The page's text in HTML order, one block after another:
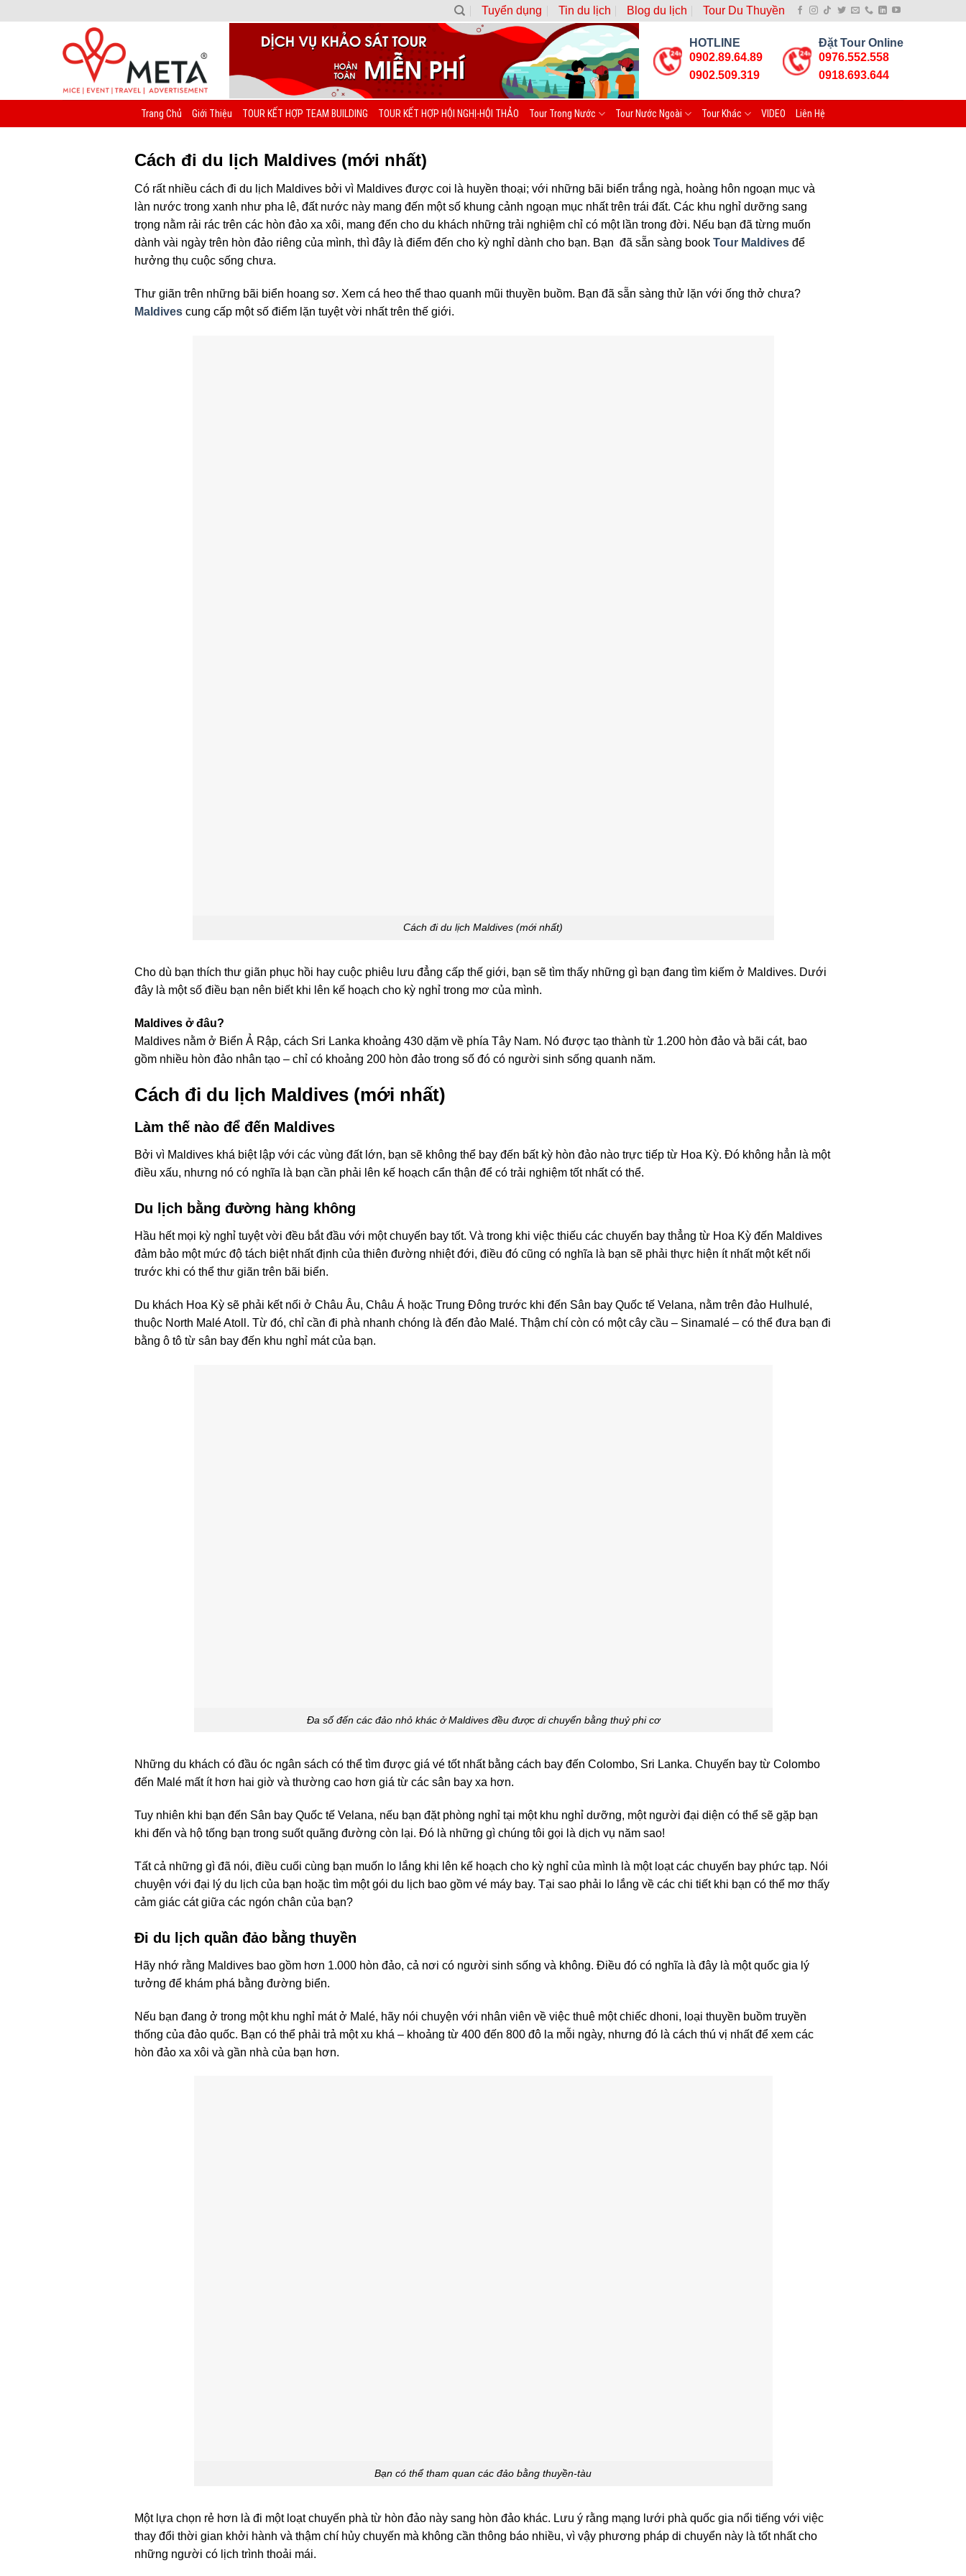
Tuyển dụng Tin du lịch Blog du lịch Tour Du Thuyền
HOTLINE
0902.89.64.89
0902.509.319
Đặt Tour Online
0976.552.558
0918.693.644
Trang Chủ Giới Thiệu TOUR KẾT HỢP TEAM BUILDING TOUR KẾT HỢP HỘI NGHỊ-HỘI THẢO Tour Trong Nước Tour Nước Ngoài Tour Khác VIDEO Liên Hệ
Cách đi du lịch Maldives (mới nhất)
Có rất nhiều cách đi du lịch Maldives bởi vì Maldives được coi là huyền thoại; với những bãi biển trắng ngà, hoàng hôn ngoạn mục và
làn nước trong xanh như pha lê, đất nước này mang đến một số khung cảnh ngoạn mục nhất trên trái đất. Các khu nghỉ dưỡng sang
trọng nằm rải rác trên các hòn đảo xa xôi, mang đến cho du khách những trải nghiệm chỉ có một lần trong đời. Nếu bạn đã từng muốn
dành vài ngày trên hòn đảo riêng của mình, thì đây là điểm đến cho kỳ nghỉ dành cho bạn. Bạn đã sẵn sàng book Tour Maldives để
hưởng thụ cuộc sống chưa.
Thư giãn trên những bãi biển hoang sơ. Xem cá heo thể thao quanh mũi thuyền buồm. Bạn đã sẵn sàng thử lặn với ống thở chưa?
Maldives cung cấp một số điểm lặn tuyệt vời nhất trên thế giới.
Cách đi du lịch Maldives (mới nhất)
Cho dù bạn thích thư giãn phục hồi hay cuộc phiêu lưu đẳng cấp thế giới, bạn sẽ tìm thấy những gì bạn đang tìm kiếm ở Maldives. Dưới
đây là một số điều bạn nên biết khi lên kế hoạch cho kỳ nghỉ trong mơ của mình.
Maldives ở đâu?
Maldives nằm ở Biển Ả Rập, cách Sri Lanka khoảng 430 dặm về phía Tây Nam. Nó được tạo thành từ 1.200 hòn đảo và bãi cát, bao
gồm nhiều hòn đảo nhân tạo – chỉ có khoảng 200 hòn đảo trong số đó có người sinh sống quanh năm.
Cách đi du lịch Maldives (mới nhất)
Làm thế nào để đến Maldives
Bởi vì Maldives khá biệt lập với các vùng đất lớn, bạn sẽ không thể bay đến bất kỳ hòn đảo nào trực tiếp từ Hoa Kỳ. Đó không hẳn là một
điều xấu, nhưng nó có nghĩa là bạn cần phải lên kế hoạch cẩn thận để có trải nghiệm tốt nhất có thể.
Du lịch bằng đường hàng không
Hầu hết mọi kỳ nghỉ tuyệt vời đều bắt đầu với một chuyến bay tốt. Và trong khi việc thiếu các chuyến bay thẳng từ Hoa Kỳ đến Maldives
đảm bảo một mức độ tách biệt nhất định của thiên đường nhiệt đới, điều đó cũng có nghĩa là bạn sẽ phải thực hiện ít nhất một kết nối
trước khi có thể thư giãn trên bãi biển.
Du khách Hoa Kỳ sẽ phải kết nối ở Châu Âu, Châu Á hoặc Trung Đông trước khi đến Sân bay Quốc tế Velana, nằm trên đảo Hulhulé,
thuộc North Malé Atoll. Từ đó, chỉ cần đi phà nhanh chóng là đến đảo Malé. Thậm chí còn có một cây cầu – Sinamalé – có thể đưa bạn đi
bằng ô tô từ sân bay đến khu nghỉ mát của bạn.
Đa số đến các đảo nhỏ khác ở Maldives đều được di chuyển bằng thuỷ phi cơ
Những du khách có đầu óc ngân sách có thể tìm được giá vé tốt nhất bằng cách bay đến Colombo, Sri Lanka. Chuyến bay từ Colombo
đến Malé mất ít hơn hai giờ và thường cao hơn giá từ các sân bay xa hơn.
Tuy nhiên khi bạn đến Sân bay Quốc tế Velana, nếu bạn đặt phòng nghỉ tại một khu nghỉ dưỡng, một người đại diện có thể sẽ gặp bạn
khi đến và hộ tống bạn trong suốt quãng đường còn lại. Đó là những gì chúng tôi gọi là dịch vụ năm sao!
Tất cả những gì đã nói, điều cuối cùng bạn muốn lo lắng khi lên kế hoạch cho kỳ nghỉ của mình là một loạt các chuyến bay phức tạp. Nói
chuyện với đại lý du lịch của bạn hoặc tìm một gói du lịch bao gồm vé máy bay. Tại sao phải lo lắng về các chi tiết khi bạn có thể mơ thấy
cảm giác cát giữa các ngón chân của bạn?
Đi du lịch quần đảo bằng thuyền
Hãy nhớ rằng Maldives bao gồm hơn 1.000 hòn đảo, cả nơi có người sinh sống và không. Điều đó có nghĩa là đây là một quốc gia lý
tưởng để khám phá bằng đường biển.
Nếu bạn đang ở trong một khu nghỉ mát ở Malé, hãy nói chuyện với nhân viên về việc thuê một chiếc dhoni, loại thuyền buồm truyền
thống của đảo quốc. Bạn có thể phải trả một xu khá – khoảng từ 400 đến 800 đô la mỗi ngày, nhưng đó là cách thú vị nhất để xem các
hòn đảo xa xôi và gần nhà của bạn hơn.
Bạn có thể tham quan các đảo bằng thuyền-tàu
Một lựa chọn rẻ hơn là đi một loạt chuyến phà từ hòn đảo này sang hòn đảo khác. Lưu ý rằng mạng lưới phà quốc gia nổi tiếng với việc
thay đổi thời gian khởi hành và thậm chí hủy chuyến mà không cần thông báo nhiều, vì vậy phương pháp di chuyển này là tốt nhất cho
những người có lịch trình thoải mái.